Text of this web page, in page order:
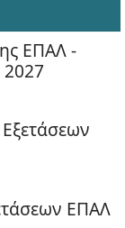
ΕΠΑΛ -
ΕΠΑΛ